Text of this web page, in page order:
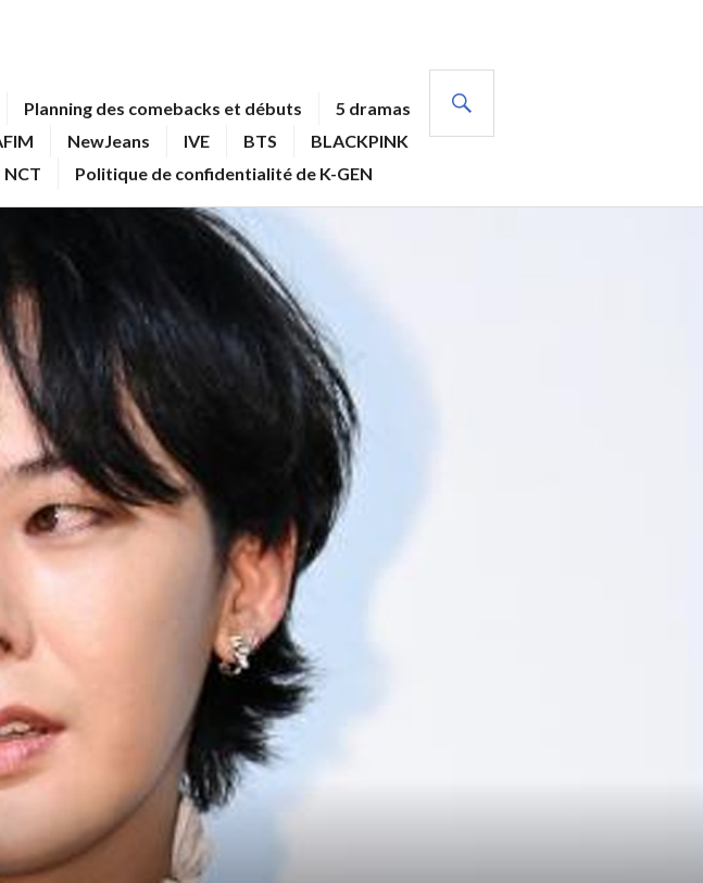
Planning des comebacks et débuts
5 dramas
NewJeans IVE BTS
BLACKPINK
NCT Politique de confidentialité de K-GEN